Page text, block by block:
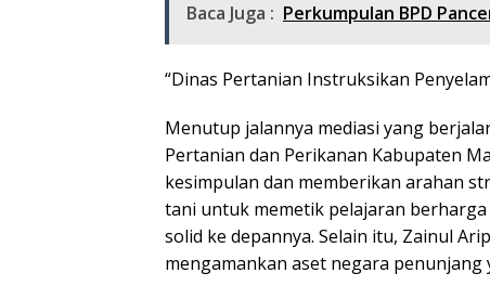
Baca Juga : Perkumpulan BPD
“Dinas Pertanian Instruksikan
Menutup jalannya mediasi yang
Pertanian dan Perikanan Kabupaten
kesimpulan dan memberikan arahan
tani untuk memetik pelajaran
solid ke depannya. Selain itu, Zainul
mengamankan aset negara